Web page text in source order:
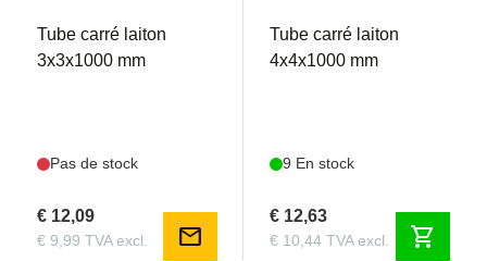
Tube carré laiton
3x3x1000 mm
Pas de stock
€ 12,09
€ 9,99 TVA excl. mail
Tube carré laiton
4x4x1000 mm
9 En stock
€ 12,63
€ 10,44 TVA excl. shopping_cart